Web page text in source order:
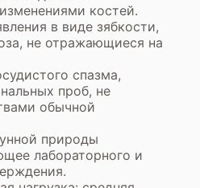
костей.
в виде зябкости,
не отражающиеся на
спазма,
проб, не
обычной
природы
лабораторного и